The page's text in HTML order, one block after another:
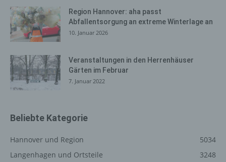
Region Hannover: aha passt
Abfallentsorgung an extreme Winterlage an
10. Januar 2026
Veranstaltungen in den Herrenhäuser
Gärten im Februar
7. Januar 2022
Beliebte Kategorie
Hannover und Region
5034
Langenhagen und Ortsteile
3248
Erfassung von allgemeinen Daten
und Informationen
Internetseite durch eine betroffene Person oder ein
automatisiertes System eine Reihe von allgemeinen
Daten und Informationen. Diese allgemeinen Daten und
Browsertypen und Versionen, (2) das vom zugreifenden
Internetseite, von welcher ein zugreifendes System auf
unsere Internetseite gelangt (sogenannte Referrer), (4)